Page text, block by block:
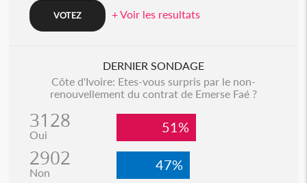
+ Voir les resultats
DERNIER SONDAGE
Côte d'Ivoire: Etes-vous surpris par le non-
renouvellement du contrat de Emerse Faé ?
3128
Oui 51%
2902
Non 47%